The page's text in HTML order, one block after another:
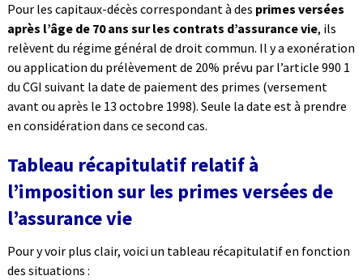
Pour les capitaux-décès correspondant à des primes versées
après l’âge de 70 ans sur les contrats d’assurance vie, ils
relèvent du régime général de droit commun. Il y a exonération
ou application du prélèvement de 20% prévu par l’article 990 1
du CGI suivant la date de paiement des primes (versement
avant ou après le 13 octobre 1998). Seule la date est à prendre
en considération dans ce second cas.
Tableau récapitulatif relatif à
l’imposition sur les primes versées de
l’assurance vie
Pour y voir plus clair, voici un tableau récapitulatif en fonction
des situations :